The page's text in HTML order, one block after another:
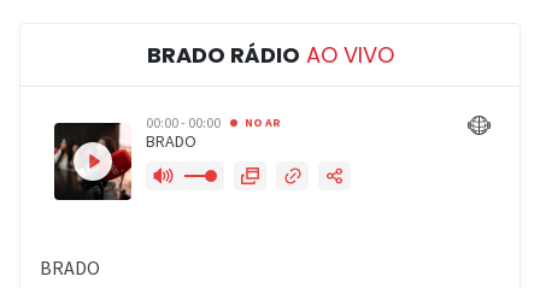
BRADO RÁDIO AO VIVO